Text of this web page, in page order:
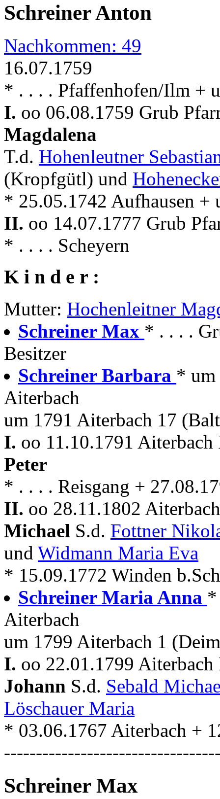
Schreiner Anton
Nachkommen: 49
16.07.1759
* . . . . Pfaffenhofen/Ilm +
I. oo 06.08.1759 Grub
Magdalena
T.d. Hohenleutner
(Kropfgütl) und
* 25.05.1742 Aufhausen +
II. oo 14.07.1777 Grub
* . . . . Scheyern
K i n d e r :
Mutter: Hochenleitner
Schreiner Max * . . . .
Besitzer
Schreiner Barbara * um
Aiterbach
um 1791 Aiterbach 17
I. oo 11.10.1791
Peter
* . . . . Reisgang +
II. oo 28.11.1802
Michael S.d. Fottner
und Widmann Maria Eva
* 15.09.1772 Winden
Schreiner Maria Anna *
Aiterbach
um 1799 Aiterbach 1
I. oo 22.01.1799
Johann S.d. Sebald
Löschauer Maria
* 03.06.1767 Aiterbach +
Schreiner Max